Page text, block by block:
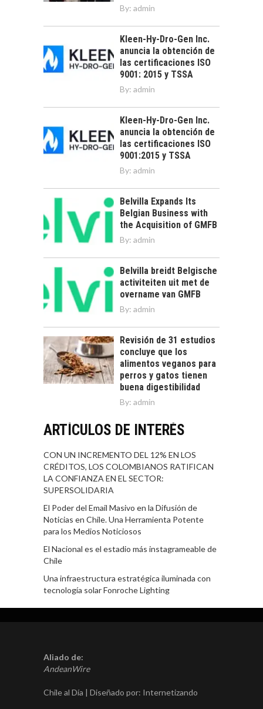
By: admin
Kleen-Hy-Dro-Gen Inc.
anuncia la obtención de
las certificaciones ISO
9001: 2015 y TSSA
By: admin
Kleen-Hy-Dro-Gen Inc.
anuncia la obtención de
las certificaciones ISO
9001:2015 y TSSA
By: admin
Belvilla Expands Its
Belgian Business with
the Acquisition of GMFB
By: admin
Belvilla breidt Belgische
activiteiten uit met de
overname van GMFB
By: admin
Revisión de 31 estudios
concluye que los
alimentos veganos para
perros y gatos tienen
buena digestibilidad
By: admin
ARTÍCULOS DE INTERÉS
CON UN INCREMENTO DEL 12% EN LOS
CRÉDITOS, LOS COLOMBIANOS RATIFICAN
LA CONFIANZA EN EL SECTOR:
SUPERSOLIDARIA
El Poder del Email Masivo en la Difusión de
Noticias en Chile. Una Herramienta Potente
para los Medios Noticiosos
El Nacional es el estadio más instagrameable de
Chile
Una infraestructura estratégica iluminada con
tecnología solar Fonroche Lighting
Aliado de:
AndeanWire
Chile al Día | Diseñado por: Internetizando